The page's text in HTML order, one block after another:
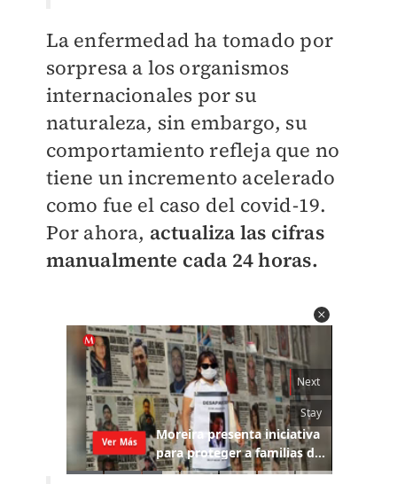
La enfermedad ha tomado por
sorpresa a los organismos
internacionales por su
naturaleza, sin embargo, su
comportamiento refleja que no
tiene un incremento acelerado
como fue el caso del covid-19.
Por ahora, actualiza las cifras
manualmente cada 24 horas.